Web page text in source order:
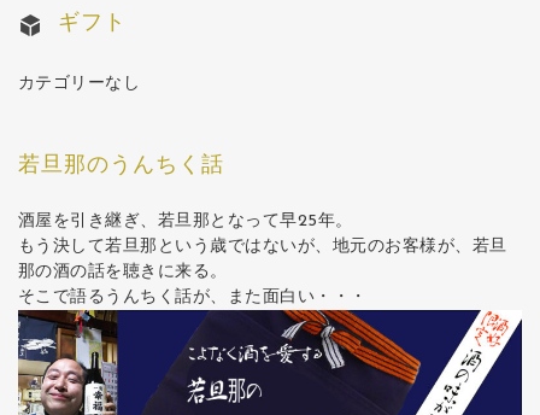
ギフト
カテゴリーなし
若旦那のうんちく話
酒屋を引き継ぎ、若旦那となって早25年。
もう決して若旦那という歳ではないが、地元のお客様が、若旦
那の酒の話を聴きに来る。
そこで語るうんちく話が、また面白い・・・